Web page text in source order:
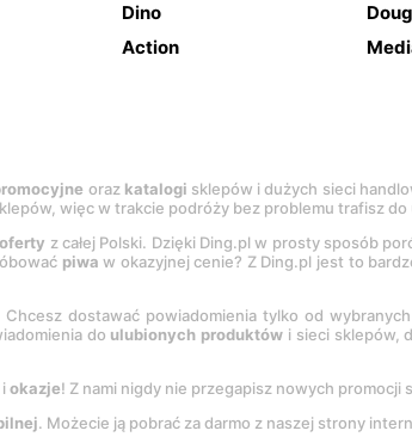
Dino
Action
oraz katalogi sklepów i dużych sieci
więc w trakcie podróży bez problemu trafisz
oferty z całej Polski. Dzięki Ding.pl w prosty sposób
piwa w okazyjnej cenie? Z Ding.pl jest to
Chcesz dostawać powiadomienia tylko od
do ulubionych produktów i sieci sklepów,
i okazje! Z nami nigdy nie przegapisz nowych promocji
. Możecie ją pobrać za darmo z naszej strony